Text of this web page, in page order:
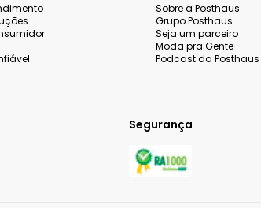
Sobre a Posthaus
Grupo Posthaus
Seja um parceiro
Moda pra Gente
Podcast da Posthaus
Segurança